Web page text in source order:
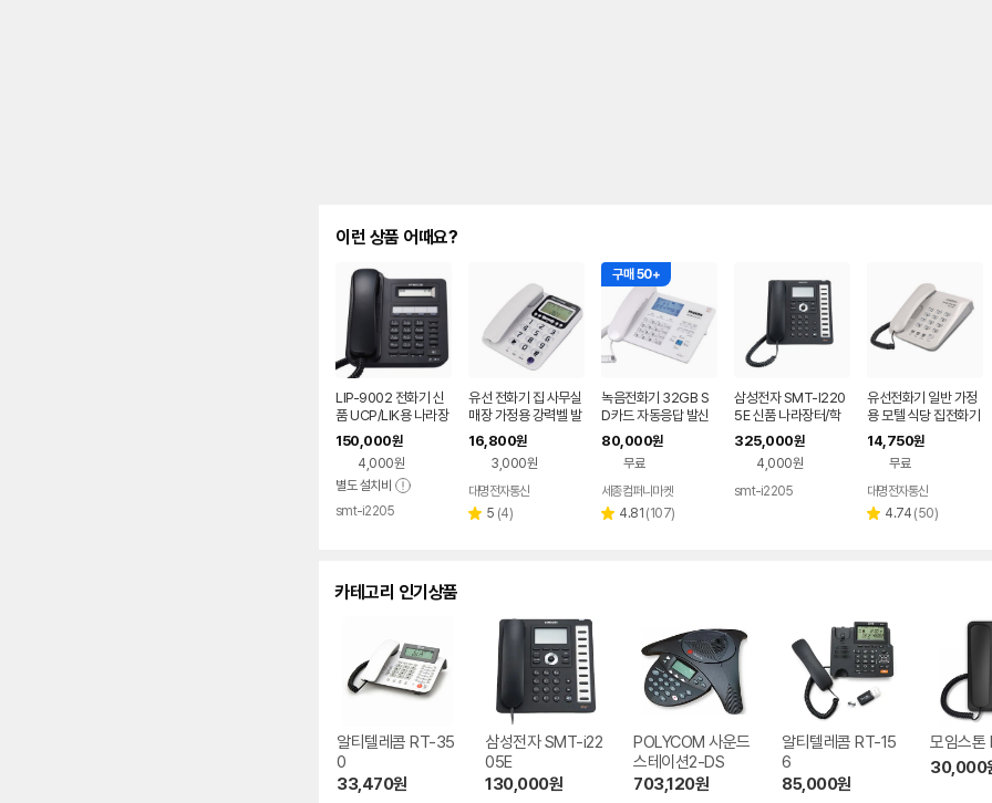
이런 상품 어때요?
LIP-9002 전화기 신
품 UCP/LIK용 나라장
터/학교장터 등록업체
150,000원
4,000원
별도 설치비
smt-i2205
유선 전화기 집 사무실
매장 가정용 강력벨 발
신자표시전화기 큰 벨
소리
16,800원
3,000원
대명전자통신
별 5 리
(4)
구매 50+
녹음전화기 32GB S
D카드 자동응답 발신
자표시 자동녹음
80,000원
무료
세종컴퍼니마켓
별 4.81 리
(107)
삼성전자 SMT-I220
5E 신품 나라장터/학
교장터 등록업체
325,000원
4,000원
smt-i2205
유선전화기 일반 가정
용 모텔 식당 집전화기
깔끔한 전화 매장
14,750원
무료
대명전자통신
별 4.74 리
(50)
카테고리 인기상품
알티텔레콤 RT-35
0
33,470원
삼성전자 SMT-i22
05E
130,000원
POLYCOM 사운드
스테이션2-DS
703,120원
알티텔레콤 RT-15
6
85,000원
모임스
30,000